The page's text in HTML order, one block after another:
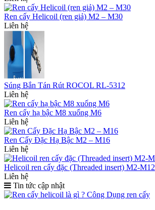
Ren cấy Helicoil (ren giả) M2 – M30
Liên hệ
Súng Bắn Tán Rút ROCOL RL-5312
Liên hệ
Ren cấy hạ bậc M8 xuống M6
Liên hệ
Ren Cấy Đặc Hạ Bậc M2 – M16
Liên hệ
Helicoil ren cấy đặc (Threaded insert) M2-M12
Liên hệ
Tin tức cập nhật